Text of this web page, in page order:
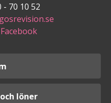
- 70 10 52
Facebook
löner